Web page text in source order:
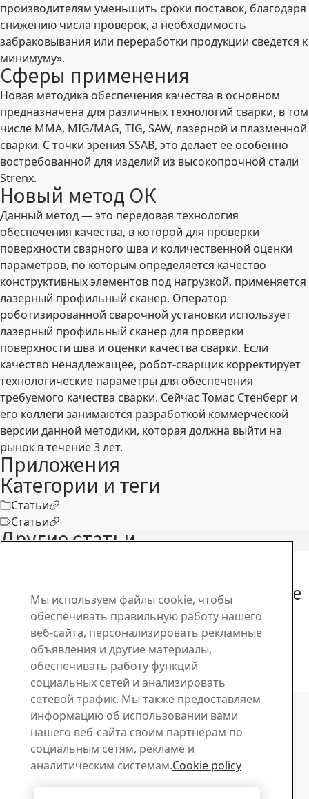
производителям уменьшить сроки поставок, благодаря
снижению числа проверок, а необходимость
забраковывания или переработки продукции сведется к
минимуму».
Сферы применения
Новая методика обеспечения качества в основном
предназначена для различных технологий сварки, в том
числе MMA, MIG/MAG, TIG, SAW, лазерной и плазменной
сварки. С точки зрения SSAB, это делает ее особенно
востребованной для изделий из высокопрочной стали
Strenx.
Новый метод ОК
Данный метод — это передовая технология
обеспечения качества, в которой для проверки
поверхности сварного шва и количественной оценки
параметров, по которым определяется качество
конструктивных элементов под нагрузкой, применяется
лазерный профильный сканер. Оператор
роботизированной сварочной установки использует
лазерный профильный сканер для проверки
поверхности шва и оценки качества сварки. Если
качество ненадлежащее, робот-сварщик корректирует
технологические параметры для обеспечения
требуемого качества сварки. Сейчас Томас Стенберг и
его коллеги занимаются разработкой коммерческой
версии данной методики, которая должна выйти на
рынок в течение 3 лет.
Приложения
Категории и теги
Статьи
Статьи
Другие статьи
сельскохозяйственные самосвальные
прицепы производства Farmtech,
изготовленные из стали Hardox®,
просто несокрушимы
Customer story, SSAB World
Читайте подробнее
Связаться с SSAB
Связь с нами
Чем мы можем вам помочь?
Просмотреть контакты
Центр загрузки материалов
Мы используем файлы cookie, чтобы
обеспечивать правильную работу нашего
веб-сайта, персонализировать рекламные
объявления и другие материалы,
обеспечивать работу функций
социальных сетей и анализировать
сетевой трафик. Мы также предоставляем
информацию об использовании вами
нашего веб-сайта своим партнерам по
социальным сетям, рекламе и
аналитическим системам.Cookie policy